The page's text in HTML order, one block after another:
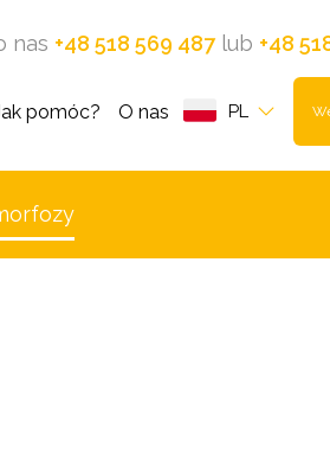
nas +48 518 569 487lub +48
pomóc? O nas PL